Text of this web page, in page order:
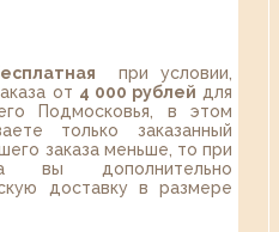
при условии,
от 4 000 рублей для
Подмосковья, в этом
только заказанный
заказа меньше, то при
вы дополнительно
доставку в размере